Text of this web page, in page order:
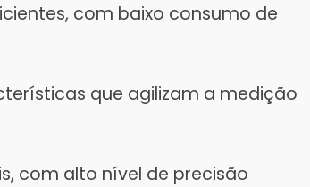
com baixo consumo de
que agilizam a medição
com alto nível de precisão